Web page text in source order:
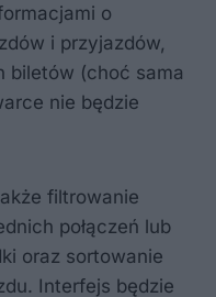
o
i przyjazdów,
biletów (choć sama
nie będzie
filtrowanie
połączeń lub
oraz sortowanie
Interfejs będzie